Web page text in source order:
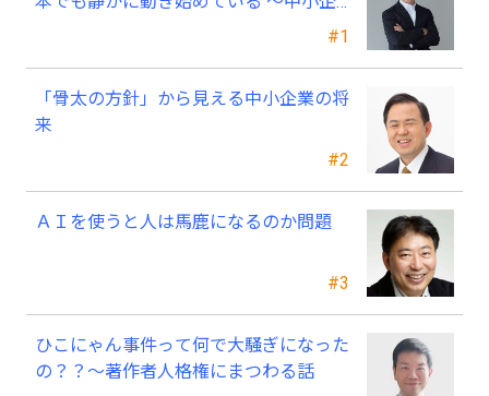
#1
業経営者が今、見直すべき採用・業務・
#2
「骨太の方針」から見える中小企業の将
来
#3
ＡＩを使うと人は馬鹿になるのか問題
ひこにゃん事件って何で大騒ぎになった
の？？～著作者人格権にまつわる話